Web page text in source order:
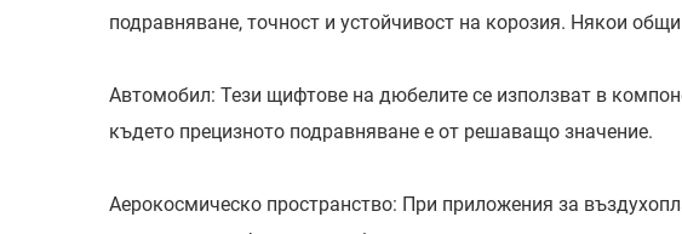
подравняване, точност и устойчивост на корозия. Някои
Автомобил: Тези щифтове на дюбелите се използват в
където прецизното подравняване е от решаващо значение.
Аерокосмическо пространство: При приложения за